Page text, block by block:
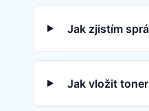
Jak zjistím
Jak vložit